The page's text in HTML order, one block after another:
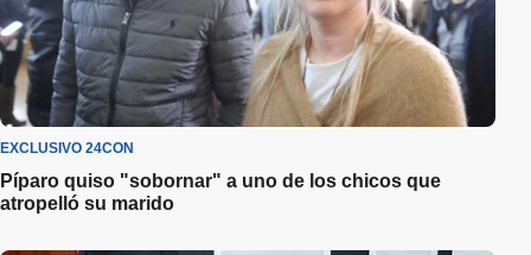
EXCLUSIVO 24CON
Píparo quiso "sobornar" a uno de los chicos que
atropelló su marido